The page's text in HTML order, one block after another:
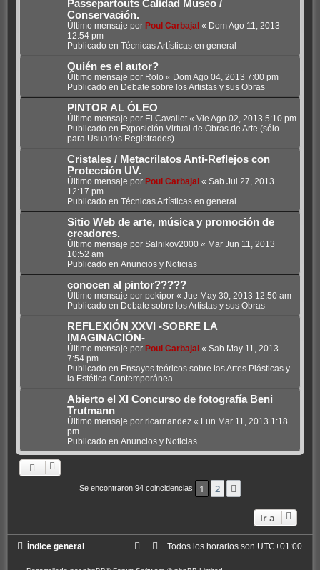
Passepartouts Calidad Museo /
Conservación.
Último mensaje por Poul Carbajal« Dom Ago 11, 2013
12:54 pm
Publicado en Técnicas Artísticas en general
Quién es el autor?
Último mensaje por Rolo « Dom Ago 04, 2013 7:00 pm
Publicado en Debate sobre los Artistas y sus Obras
PINTOR AL ÓLEO
Último mensaje por El Cavallet« Vie Ago 02, 2013 5:10 pm
Publicado en Exposición Virtual de Obras de Arte (sólo
para Usuarios Registrados)
Cristales / Metacrilatos Anti-Reflejos con
Protección UV.
Último mensaje por Poul Carbajal« Sab Jul 27, 2013
12:17 pm
Publicado en Técnicas Artísticas en general
Sitio Web de arte, música y promoción de
creadores.
Último mensaje por Salnikov2000« Mar Jun 11, 2013
10:52 am
Publicado en Anuncios y Noticias
conocen al pintor?????
Último mensaje por pekipor« Jue May 30, 2013 12:50 am
Publicado en Debate sobre los Artistas y sus Obras
REFLEXIÓN XXVI -SOBRE LA
IMAGINACIÓN-
Último mensaje por Poul Carbajal« Sab May 11, 2013
7:54 pm
Publicado en Ensayos teóricos sobre las Artes Plásticas y
la Estética Contemporánea
Abierto el XI Concurso de fotografía Beni
Trutmann
Último mensaje por ricarnandez« Lun Mar 11, 2013 1:18
pm
Publicado en Anuncios y Noticias
Se encontraron 94 coincidencias 1 2
Ir a
Índice general Todos los horarios son UTC+01:00